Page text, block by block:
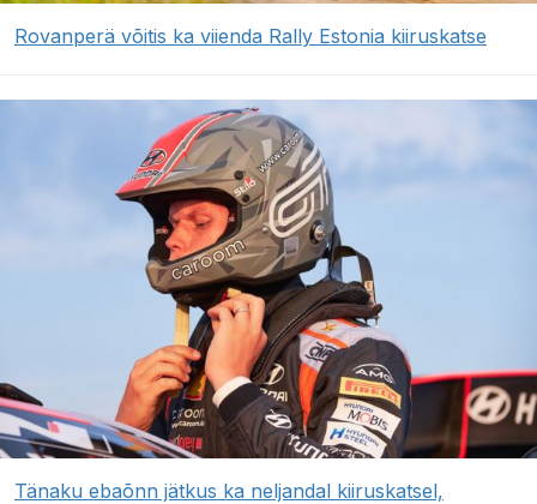
Rovanperä võitis ka viienda Rally Estonia kiiruskatse
Tänaku ebaõnn jätkus ka neljandal kiiruskatsel,